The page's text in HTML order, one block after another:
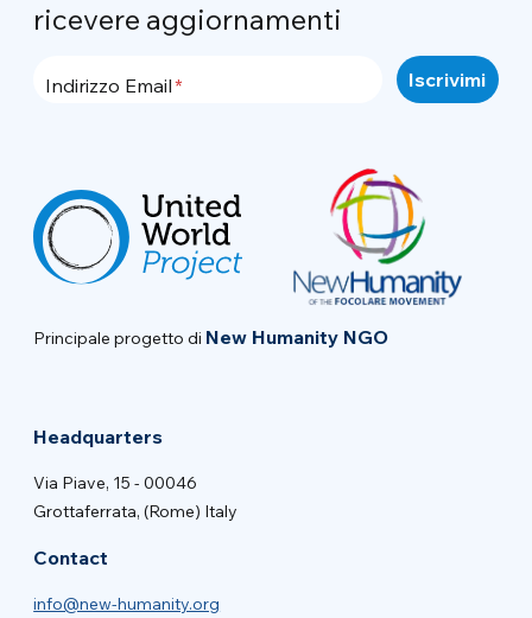
ricevere aggiornamenti
Indirizzo Email
Principale progetto di New Humanity NGO
Headquarters
Via Piave, 15 - 00046
Grottaferrata, (Rome) Italy
Contact
info@new-humanity.org